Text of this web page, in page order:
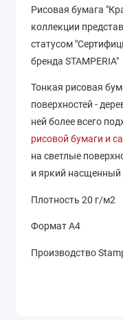
Рисовая бумага
коллекции
статусом
бренда STAMPERIA"
Тонкая рисовая
поверхностей -
ней более всего
рисовой бумаги и
на светлые
и яркий насщенный
Плотность 20 г/м2
Формат А4
Производство